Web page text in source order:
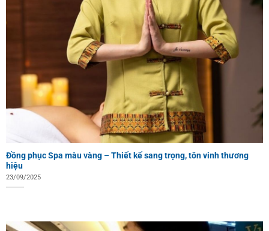
Đồng phục Spa màu vàng – Thiết kế sang trọng, tôn vinh thương
hiệu
23/09/2025